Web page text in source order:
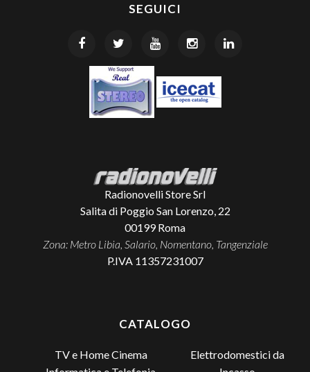
SEGUICI
Radionovelli Store Srl
Salita di Poggio San Lorenzo, 22
00199 Roma
Zona: Metro Libia, Salario, Nomentano, Tangenziale
P.IVA 11357231007
CATALOGO
TV e Home Cinema
Elettrodomestici da